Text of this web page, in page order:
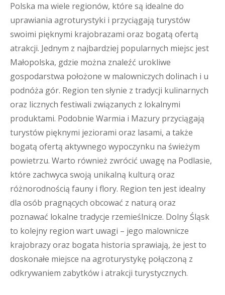
Polska ma wiele regionów, które są idealne do
uprawiania agroturystyki i przyciągają turystów
swoimi pięknymi krajobrazami oraz bogatą ofertą
atrakcji. Jednym z najbardziej popularnych miejsc jest
Małopolska, gdzie można znaleźć urokliwe
gospodarstwa położone w malowniczych dolinach i u
podnóża gór. Region ten słynie z tradycji kulinarnych
oraz licznych festiwali związanych z lokalnymi
produktami. Podobnie Warmia i Mazury przyciągają
turystów pięknymi jeziorami oraz lasami, a także
bogatą ofertą aktywnego wypoczynku na świeżym
powietrzu. Warto również zwrócić uwagę na Podlasie,
które zachwyca swoją unikalną kulturą oraz
różnorodnością fauny i flory. Region ten jest idealny
dla osób pragnących obcować z naturą oraz
poznawać lokalne tradycje rzemieślnicze. Dolny Śląsk
to kolejny region wart uwagi – jego malownicze
krajobrazy oraz bogata historia sprawiają, że jest to
doskonałe miejsce na agroturystykę połączoną z
odkrywaniem zabytków i atrakcji turystycznych.